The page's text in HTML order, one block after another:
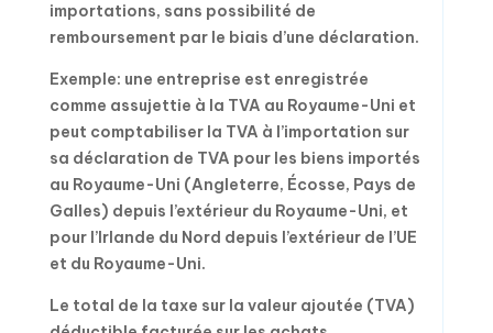
importations, sans possibilité de
remboursement par le biais d’une déclaration.
Exemple: une entreprise est enregistrée
comme assujettie à la TVA au Royaume-Uni et
peut comptabiliser la TVA à l’importation sur
sa déclaration de TVA pour les biens importés
au Royaume-Uni (Angleterre, Écosse, Pays de
Galles) depuis l’extérieur du Royaume-Uni, et
pour l’Irlande du Nord depuis l’extérieur de l’UE
et du Royaume-Uni.
Le total de la taxe sur la valeur ajoutée (TVA)